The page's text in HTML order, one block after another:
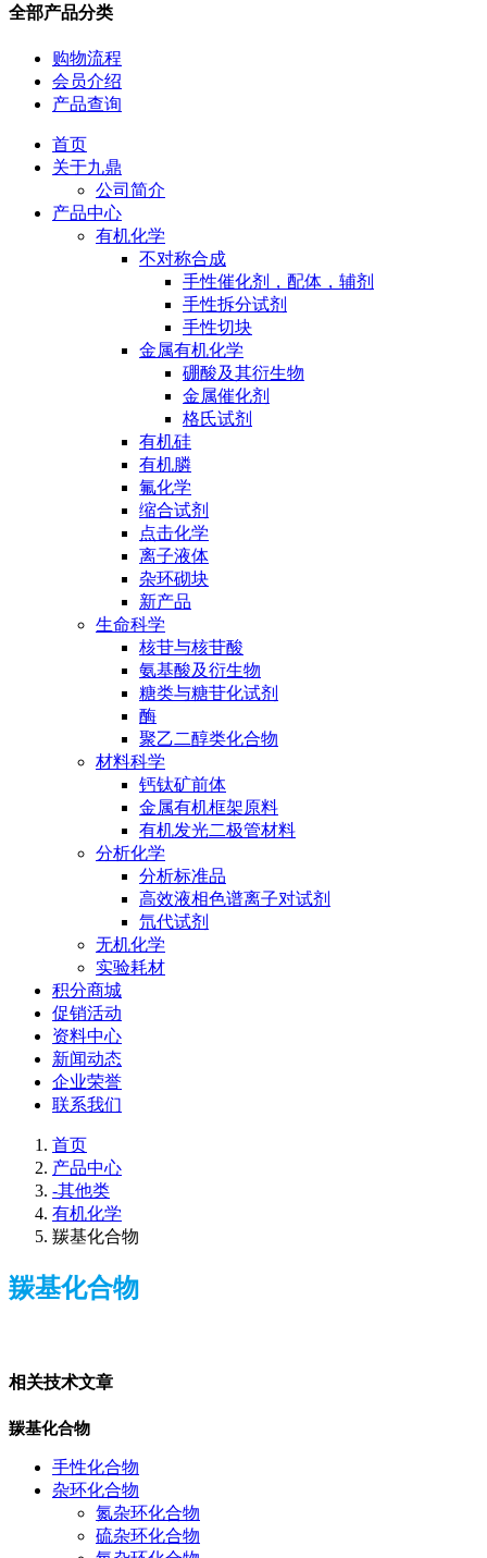
全部产品分类
购物流程
会员介绍
产品查询
首页
关于九鼎
公司简介
产品中心
有机化学
不对称合成
手性催化剂，配体，辅剂
手性拆分试剂
手性切块
金属有机化学
硼酸及其衍生物
金属催化剂
格氏试剂
有机硅
有机膦
氟化学
缩合试剂
点击化学
离子液体
杂环砌块
新产品
生命科学
核苷与核苷酸
氨基酸及衍生物
糖类与糖苷化试剂
酶
聚乙二醇类化合物
材料科学
钙钛矿前体
金属有机框架原料
有机发光二极管材料
分析化学
分析标准品
高效液相色谱离子对试剂
氘代试剂
无机化学
实验耗材
积分商城
促销活动
资料中心
新闻动态
企业荣誉
联系我们
首页
产品中心
-其他类
有机化学
羰基化合物
羰基化合物
相关技术文章
羰基化合物
手性化合物
杂环化合物
氮杂环化合物
硫杂环化合物